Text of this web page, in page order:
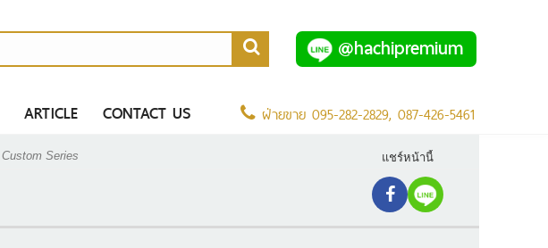
@hachipremium
ARTICLE CONTACT US ฝ่ายขาย095-282-2829,087-426-5461
Custom Series แชร์หน้านี้